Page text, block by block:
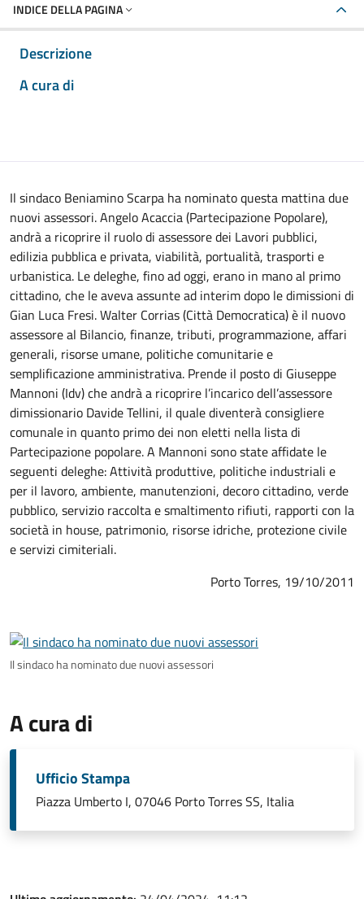
INDICE DELLA PAGINA
Descrizione
A cura di
Il sindaco Beniamino Scarpa ha nominato questa mattina due
nuovi assessori. Angelo Acaccia (Partecipazione Popolare),
andrà a ricoprire il ruolo di assessore dei Lavori pubblici,
edilizia pubblica e privata, viabilità, portualità, trasporti e
urbanistica. Le deleghe, fino ad oggi, erano in mano al primo
cittadino, che le aveva assunte ad interim dopo le dimissioni di
Gian Luca Fresi. Walter Corrias (Città Democratica) è il nuovo
assessore al Bilancio, finanze, tributi, programmazione, affari
generali, risorse umane, politiche comunitarie e
semplificazione amministrativa. Prende il posto di Giuseppe
Mannoni (Idv) che andrà a ricoprire l’incarico dell’assessore
dimissionario Davide Tellini, il quale diventerà consigliere
comunale in quanto primo dei non eletti nella lista di
Partecipazione popolare. A Mannoni sono state affidate le
seguenti deleghe: Attività produttive, politiche industriali e
per il lavoro, ambiente, manutenzioni, decoro cittadino, verde
pubblico, servizio raccolta e smaltimento rifiuti, rapporti con la
società in house, patrimonio, risorse idriche, protezione civile
e servizi cimiteriali.
Porto Torres, 19/10/2011
Il sindaco ha nominato due nuovi assessori
A cura di
Ufficio Stampa
Piazza Umberto I, 07046 Porto Torres SS, Italia